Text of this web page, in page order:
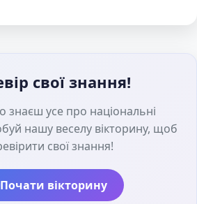
свої знання!
усе про національні
нашу веселу вікторину, щоб
свої знання!
Почати вікторину